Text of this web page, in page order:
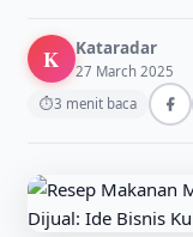
K Kataradar
27 March 2025
⏱3 menit baca